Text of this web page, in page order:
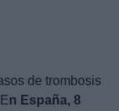
de trombosis
n España, 8